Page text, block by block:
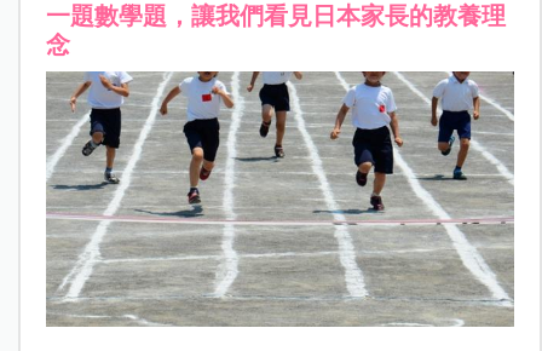
一題數學題，讓我們看見日本家長的教養理
念